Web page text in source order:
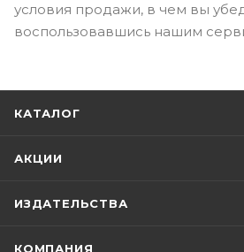
условия продажи, в чем вы
воспользовавшись нашим
КАТАЛОГ
АКЦИИ
ИЗДАТЕЛЬСТВА
КОМПАНИЯ